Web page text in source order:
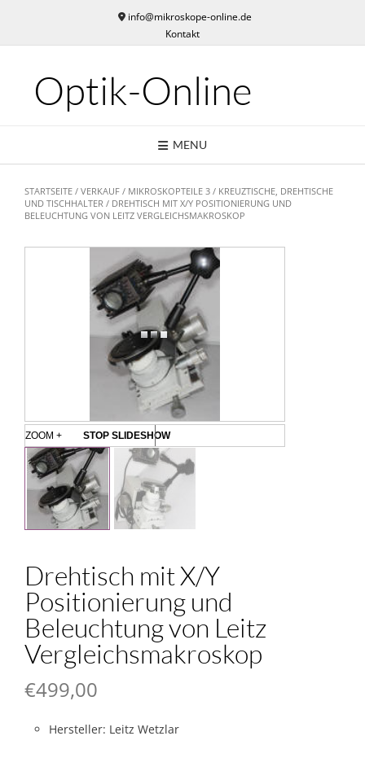
content
info@mikroskope-online.de
Kontakt
Optik-Online
MENU
STARTSEITE / VERKAUF / MIKROSKOPTEILE 3 / KREUZTISCHE, DREHTISCHE
UND TISCHHALTER / DREHTISCH MIT X/Y POSITIONIERUNG UND
BELEUCHTUNG VON LEITZ VERGLEICHSMAKROSKOP
ZOOM + STOP SLIDESHOW
Drehtisch mit X/Y
Positionierung und
Beleuchtung von Leitz
Vergleichsmakroskop
€499,00
Hersteller: Leitz Wetzlar